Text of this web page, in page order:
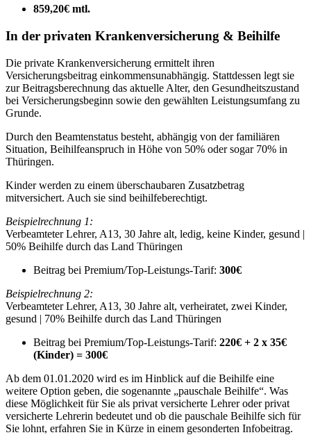
859,20€ mtl.
In der privaten Krankenversicherung & Beihilfe
Die private Krankenversicherung ermittelt ihren
Versicherungsbeitrag einkommensunabhängig. Stattdessen legt sie
zur Beitragsberechnung das aktuelle Alter, den Gesundheitszustand
bei Versicherungsbeginn sowie den gewählten Leistungsumfang zu
Grunde.
Durch den Beamtenstatus besteht, abhängig von der familiären
Situation, Beihilfeanspruch in Höhe von 50% oder sogar 70% in
Thüringen.
Kinder werden zu einem überschaubaren Zusatzbetrag
mitversichert. Auch sie sind beihilfeberechtigt.
Beispielrechnung 1:
Verbeamteter Lehrer, A13, 30 Jahre alt, ledig, keine Kinder, gesund |
50% Beihilfe durch das Land Thüringen
Beitrag bei Premium/Top-Leistungs-Tarif: 300€
Beispielrechnung 2:
Verbeamteter Lehrer, A13, 30 Jahre alt, verheiratet, zwei Kinder,
gesund | 70% Beihilfe durch das Land Thüringen
Beitrag bei Premium/Top-Leistungs-Tarif: 220€ + 2 x 35€
(Kinder) = 300€
Ab dem 01.01.2020 wird es im Hinblick auf die Beihilfe eine
weitere Option geben, die sogenannte „pauschale Beihilfe“. Was
diese Möglichkeit für Sie als privat versicherte Lehrer oder privat
versicherte Lehrerin bedeutet und ob die pauschale Beihilfe sich für
Sie lohnt, erfahren Sie in Kürze in einem gesonderten Infobeitrag.